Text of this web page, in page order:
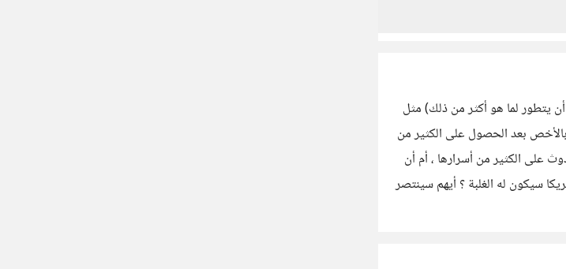
يتطور لما هو أكثر من ذلك) مثل
بعد الحصول على الكثير من
على الكثير من أسرارها ، أم أن
سيكون له الغلبة ؟ أيهم سينتصر